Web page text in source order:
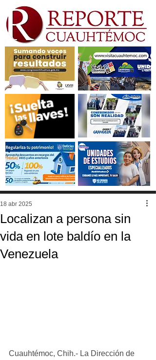
Localizan a persona sin
vida en lote baldío en la
Venezuela
18 abr 2025
Cuauhtémoc, Chih.- La Dirección de